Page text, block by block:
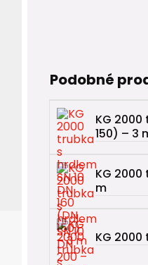
Podobné
KG 2000
150) – 3
KG 2000
m
KG 2000